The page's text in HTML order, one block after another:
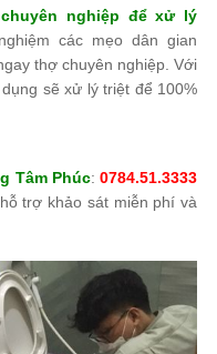
nghiệp để xử lý
các mẹo dân gian
thợ chuyên nghiệp. Với
sẽ xử lý triệt để 100%
Tâm Phúc:0784.51.3333
trợ khảo sát miễn phí và